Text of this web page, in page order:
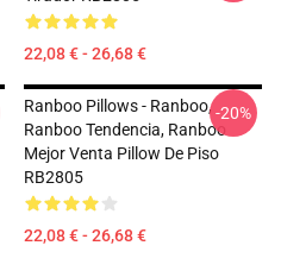
22,08 € - 26,68 €
Ranboo Pillows - Ranboo,
Ranboo Tendencia, Ranboo
Mejor Venta Pillow De Piso
RB2805
22,08 € - 26,68 €
-20%